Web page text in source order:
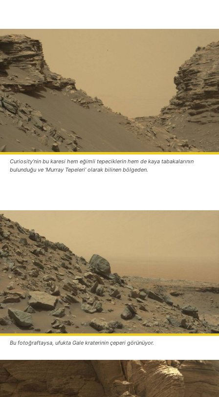
Curiosity’nin bu karesi hem eğimli tepeciklerin hem de kaya tabakalarının
bulunduğu ve ‘Murray Tepeleri’ olarak bilinen bölgeden.
Bu fotoğraftaysa, ufukta Gale kraterinin çeperi görünüyor.